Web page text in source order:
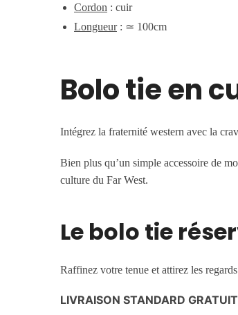
Cordon : cuir
Longueur: ≃ 100cm
Bolo tie en
Intégrez la fraternité western avec la
Bien plus qu’un simple accessoire de
culture du Far West.
Le bolo tie
Raffinez votre tenue et attirez les
LIVRAISON STANDARD